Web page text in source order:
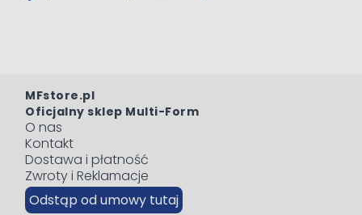
MFstore.pl
Oficjalny sklep Multi-Form
O nas
Kontakt
Dostawa i płatność
Zwroty i Reklamacje
Odstąp od umowy tutaj